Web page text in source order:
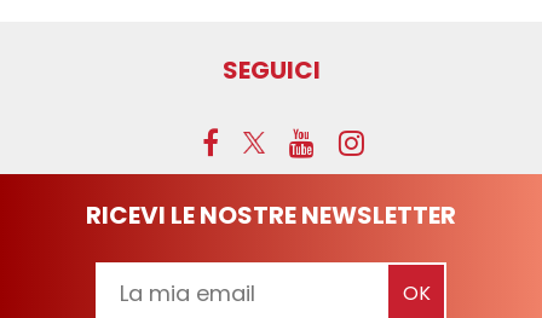
SEGUICI
RICEVI LE NOSTRE NEWSLETTER